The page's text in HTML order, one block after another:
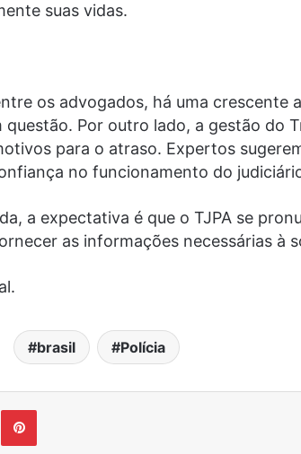
suas vidas.
os advogados, há uma crescente
Por outro lado, a gestão do
para o atraso. Expertos
no funcionamento do
a expectativa é que o TJPA se
as informações necessárias à
brasil Polícia
Pinterest